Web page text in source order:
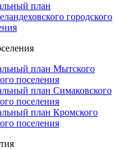
план
городского
план Мытского
поселения
план Симаковского
поселения
план Кромского
поселения